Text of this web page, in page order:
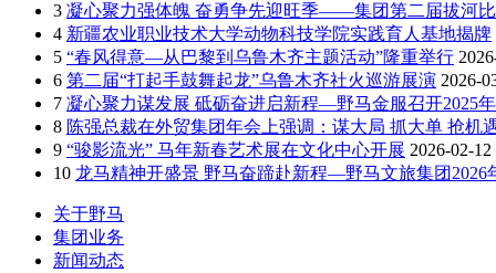
3 凝心聚力强体魄 奋勇争先迎旺季——集团第二届拔河
4 新疆农业职业技术大学动物科技学院实践育人基地揭牌
5 “春风得意—从巴黎到乌鲁木齐主题活动”隆重举行
6 第二届“打起手鼓舞起龙”乌鲁木齐社火巡游展演 2026-
7 凝心聚力谋发展 砥砺奋进启新程—野马金服召开2025
8 陈强总裁在外贸集团年会上强调：谋大局 抓大单 抢机
9 “骏影流光” 马年新春艺术展在文化中心开展 2026-02-12
10 龙马精神开盛景 野马奋蹄赴新程—野马文旅集团2026
关于野马
集团业务
新闻动态